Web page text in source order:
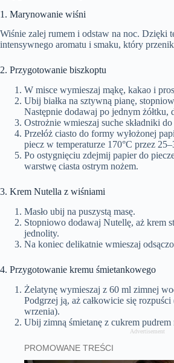
1. Marynowanie wiśni
Wiśnie zalej rumem i odstaw na noc. Dzięki
intensywnego aromatu i smaku, który
2. Przygotowanie biszkoptu
W misce wymieszaj mąkę, kakao i
Ubij białka na sztywną pianę,
Następnie dodawaj po jednym żółtku,
Ostrożnie wmieszaj suche składniki
Przełóż ciasto do formy wyłożonej
piecz w temperaturze 170°C przez
Po ostygnięciu zdejmij papier do
warstwę ciasta ostrym nożem.
3. Krem Nutella z wiśniami
Masło ubij na puszystą masę.
Stopniowo dodawaj Nutellę, aż krem
jednolity.
Na koniec delikatnie wmieszaj
4. Przygotowanie kremu śmietankowego
Żelatynę wymieszaj z 60 ml zimnej
Podgrzej ją, aż całkowicie się
wrzenia).
Ubij zimną śmietanę z cukrem pudrem
Advertisement